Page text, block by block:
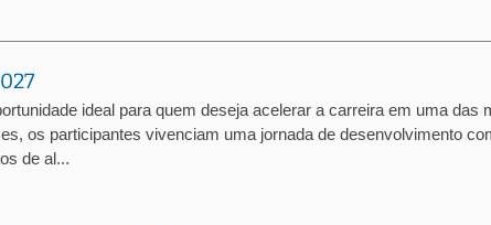
ideal para quem deseja acelerar a carreira em uma das
os participantes vivenciam uma jornada de desenvolvimento
de al...